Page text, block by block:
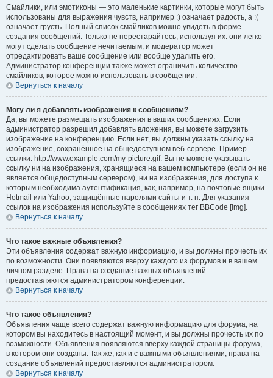
Смайлики, или эмотиконы — это маленькие картинки, которые могут быть
использованы для выражения чувств, например :) означает радость, а :(
означает грусть. Полный список смайликов можно увидеть в форме
создания сообщений. Только не перестарайтесь, используя их: они легко
могут сделать сообщение нечитаемым, и модератор может
отредактировать ваше сообщение или вообще удалить его.
Администратор конференции также может ограничить количество
смайликов, которое можно использовать в сообщении.
Вернуться к началу
Могу ли я добавлять изображения к сообщениям?
Да, вы можете размещать изображения в ваших сообщениях. Если
администратор разрешил добавлять вложения, вы можете загрузить
изображение на конференцию. Если нет, вы должны указать ссылку на
изображение, сохранённое на общедоступном веб-сервере. Пример
ссылки: http://www.example.com/my-picture.gif. Вы не можете указывать
ссылку ни на изображения, хранящиеся на вашем компьютере (если он не
является общедоступным сервером), ни на изображения, для доступа к
которым необходима аутентификация, как, например, на почтовые ящики
Hotmail или Yahoo, защищённые паролями сайты и т. п. Для указания
ссылок на изображения используйте в сообщениях тег BBCode [img].
Вернуться к началу
Что такое важные объявления?
Эти объявления содержат важную информацию, и вы должны прочесть их
по возможности. Они появляются вверху каждого из форумов и в вашем
личном разделе. Права на создание важных объявлений
предоставляются администратором конференции.
Вернуться к началу
Что такое объявления?
Объявления чаще всего содержат важную информацию для форума, на
котором вы находитесь в настоящий момент, и вы должны прочесть их по
возможности. Объявления появляются вверху каждой страницы форума,
в котором они созданы. Так же, как и с важными объявлениями, права на
создание объявлений предоставляются администратором.
Вернуться к началу